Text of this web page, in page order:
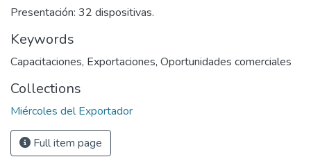
Presentación: 32 dispositivas.
Keywords
Capacitaciones, Exportaciones, Oportunidades comerciales
Collections
Miércoles del Exportador
Full item page